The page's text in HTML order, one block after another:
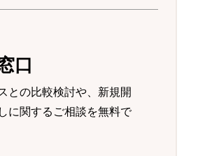
口
との比較検討や、新規開
に関するご相談を無料で